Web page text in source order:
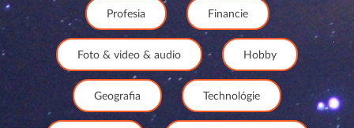
Profesia Financie
Foto & video & audio Hobby
Geografia Technológie